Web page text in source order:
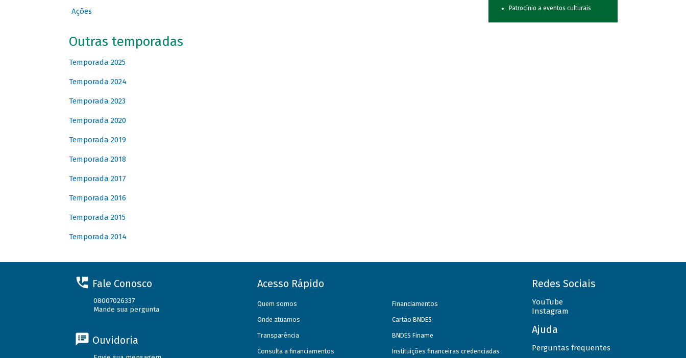
Ações
Outras temporadas
Temporada 2025
Temporada 2024
Temporada 2023
Temporada 2020
Temporada 2019
Temporada 2018
Temporada 2017
Temporada 2016
Temporada 2015
Temporada 2014
Patrocínio a eventos culturais
Fale Conosco
08007026337
Mande sua pergunta
Ouvidoria
Acesso Rápido
Quem somos
Onde atuamos
Transparência
Consulta a financiamentos
Financiamentos
Cartão BNDES
BNDES Finame
Instituições financeiras credenciadas
Redes Sociais
YouTube
Instagram
Ajuda
Perguntas frequentes